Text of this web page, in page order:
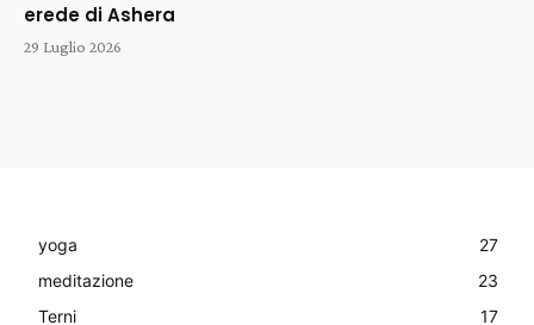
erede di Ashera
29 Luglio 2026
yoga
27
meditazione
23
Terni
17